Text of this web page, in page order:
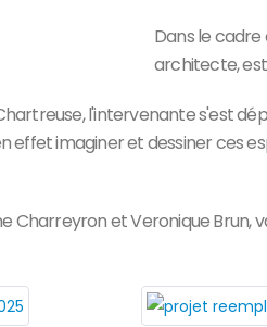
Dans le cadre
architecte,
l'intervenante s'est
effet imaginer et dessiner ces
Charreyron et Veronique